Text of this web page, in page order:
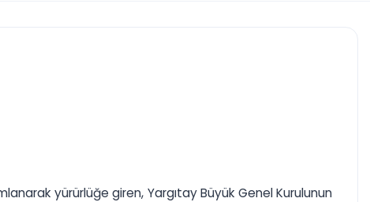
yürürlüğe giren, Yargıtay Büyük Genel Kurulunun